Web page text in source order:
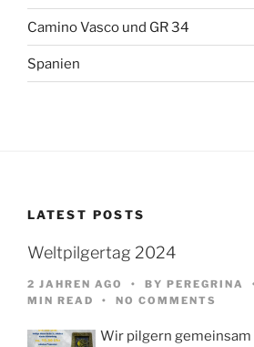
Camino Vasco und GR 34
Spanien
LATEST POSTS
Weltpilgertag 2024
2 JAHREN AGO BY PEREGRINA
MIN READ
NO COMMENTS
Wir pilgern gemeinsam